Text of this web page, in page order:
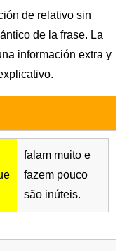
de relativo sin
de la frase. La
información extra y
falam muito e
fazem pouco
são inúteis.